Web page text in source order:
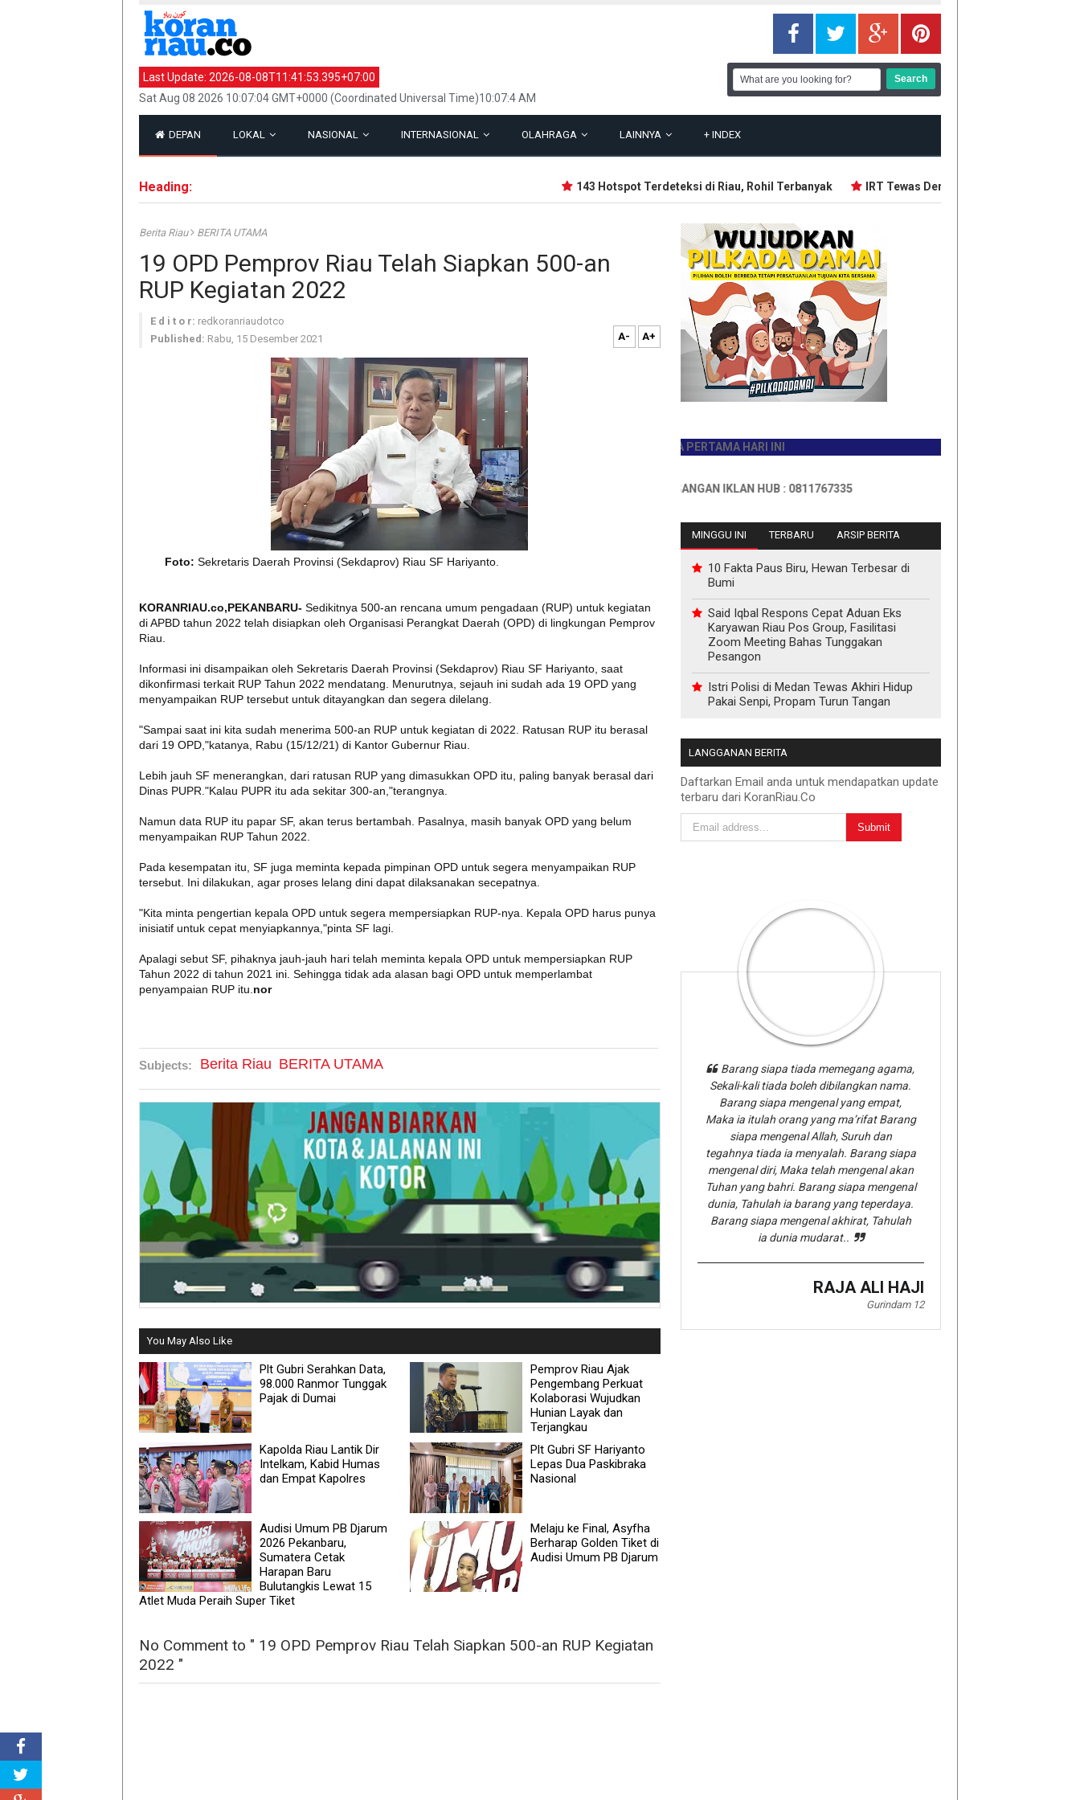
Last Update: 2026-08-08T11:41:53.395+07:00
Sat Aug 08 2026 10:07:04 GMT+0000 (Coordinated Universal Time)10:07:4 AM
DEPAN LOKAL NASIONAL INTERNASIONAL OLAHRAGA LAINNYA + INDEX
Heading: 143 Hotspot Terdeteksi di Riau, Rohil Terbanyak IRT Tewas Dersimbah Darah, Ditebas
Berita Riau BERITA UTAMA
19 OPD Pemprov Riau Telah Siapkan 500-an
RUP Kegiatan 2022
E d i t o r: redkoranriaudotco
Published: Rabu, 15 Desember 2021 A- A+
Foto: Sekretaris Daerah Provinsi (Sekdaprov) Riau SF Hariyanto.
KORANRIAU.co,PEKANBARU- Sedikitnya 500-an rencana umum pengadaan (RUP) untuk kegiatan
di APBD tahun 2022 telah disiapkan oleh Organisasi Perangkat Daerah (OPD) di lingkungan Pemprov
Riau.
Informasi ini disampaikan oleh Sekretaris Daerah Provinsi (Sekdaprov) Riau SF Hariyanto, saat
dikonfirmasi terkait RUP Tahun 2022 mendatang. Menurutnya, sejauh ini sudah ada 19 OPD yang
menyampaikan RUP tersebut untuk ditayangkan dan segera dilelang.
"Sampai saat ini kita sudah menerima 500-an RUP untuk kegiatan di 2022. Ratusan RUP itu berasal
dari 19 OPD,"katanya, Rabu (15/12/21) di Kantor Gubernur Riau.
Lebih jauh SF menerangkan, dari ratusan RUP yang dimasukkan OPD itu, paling banyak berasal dari
Dinas PUPR."Kalau PUPR itu ada sekitar 300-an,"terangnya.
Namun data RUP itu papar SF, akan terus bertambah. Pasalnya, masih banyak OPD yang belum
menyampaikan RUP Tahun 2022.
Pada kesempatan itu, SF juga meminta kepada pimpinan OPD untuk segera menyampaikan RUP
tersebut. Ini dilakukan, agar proses lelang dini dapat dilaksanakan secepatnya.
"Kita minta pengertian kepala OPD untuk segera mempersiapkan RUP-nya. Kepala OPD harus punya
inisiatif untuk cepat menyiapkannya,"pinta SF lagi.
Apalagi sebut SF, pihaknya jauh-jauh hari telah meminta kepala OPD untuk mempersiapkan RUP
Tahun 2022 di tahun 2021 ini. Sehingga tidak ada alasan bagi OPD untuk memperlambat
penyampaian RUP itu. nor
Subjects: Berita Riau BERITA UTAMA
You May Also Like
Plt Gubri Serahkan Data,
98.000 Ranmor Tunggak
Pajak di Dumai
Pemprov Riau Ajak
Pengembang Perkuat
Kolaborasi Wujudkan
Hunian Layak dan
Terjangkau
Kapolda Riau Lantik Dir
Intelkam, Kabid Humas
dan Empat Kapolres
Plt Gubri SF Hariyanto
Lepas Dua Paskibraka
Nasional
Audisi Umum PB Djarum
2026 Pekanbaru,
Sumatera Cetak
Harapan Baru
Bulutangkis Lewat 15
Atlet Muda Peraih Super Tiket
Melaju ke Final, Asyfha
Berharap Golden Tiket di
Audisi Umum PB Djarum
No Comment to " 19 OPD Pemprov Riau Telah Siapkan 500-an RUP Kegiatan
2022 "
JADILAH PEMBACA PERTAMA HARI INI
INFO PEMASANGAN IKLAN HUB : 0811767335
MINGGU INI TERBARU ARSIP BERITA
10 Fakta Paus Biru, Hewan Terbesar di
Bumi
Said Iqbal Respons Cepat Aduan Eks
Karyawan Riau Pos Group, Fasilitasi
Zoom Meeting Bahas Tunggakan
Pesangon
Istri Polisi di Medan Tewas Akhiri Hidup
Pakai Senpi, Propam Turun Tangan
LANGGANAN BERITA
Daftarkan Email anda untuk mendapatkan update
terbaru dari KoranRiau.Co
Barang siapa tiada memegang agama,
Sekali-kali tiada boleh dibilangkan nama.
Barang siapa mengenal yang empat,
Maka ia itulah orang yang ma’rifat Barang
siapa mengenal Allah, Suruh dan
tegahnya tiada ia menyalah. Barang siapa
mengenal diri, Maka telah mengenal akan
Tuhan yang bahri. Barang siapa mengenal
dunia, Tahulah ia barang yang teperdaya.
Barang siapa mengenal akhirat, Tahulah
ia dunia mudarat..
RAJA ALI HAJI
Gurindam 12